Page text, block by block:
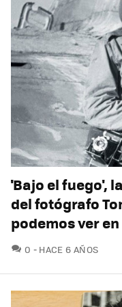
'Bajo el fuego',
del fotógrafo
podemos ver en
0 COMENTARIOS
HACE 6 AÑOS